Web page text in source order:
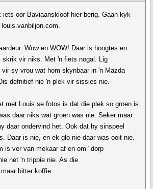
iets oor Baviaanskloof hier berig. Gaan kyk
Wow en WOW! Daar is hoogtes en
skrik vir niks. Met 'n fiets nogal. Lig
sy vrou wat hom skynbaar in 'n Mazda
defnitief nie 'n plek vir sissies nie.
met Louis se fotos is dat die plek so groen is.
daar niks wat groen was nie. Seker maar
daar ondervind het. Ook dat hy sinspeel
Daar is nie, en ek glo nie daar was ooit nie.
is ver van mekaar af en om "dorp
net 'n trippie nie. As die
bitter koffie.